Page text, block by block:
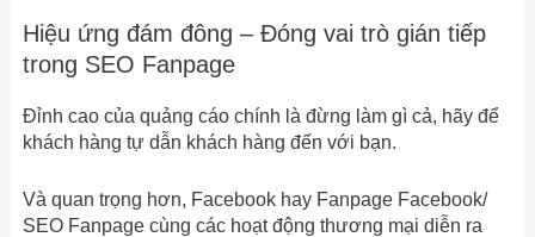
Hiệu ứng đám đông – Đóng vai trò gián tiếp
trong SEO Fanpage
Đỉnh cao của quảng cáo chính là đừng làm gì cả, hãy để
khách hàng tự dẫn khách hàng đến với bạn.
Và quan trọng hơn, Facebook hay Fanpage Facebook/
SEO Fanpage cùng các hoạt động thương mại diễn ra